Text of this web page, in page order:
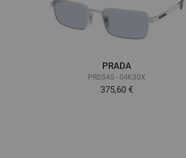
PRADA
PRD54S - 04K30X
375,60 €